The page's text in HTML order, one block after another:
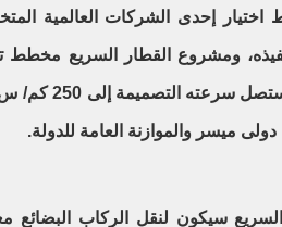
إحدى الشركات العالمية
ومشروع القطار السريع مخطط
200 كم/س بينما
ميسر والموازنة العامة للدولة.
سيكون لنقل الركاب البضائع